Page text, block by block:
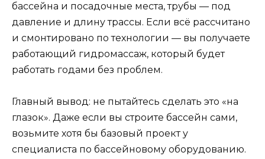
бассейна и посадочные места, трубы — под
давление и длину трассы. Если всё рассчитано
и смонтировано по технологии — вы получаете
работающий гидромассаж, который будет
работать годами без проблем.
Главный вывод: не пытайтесь сделать это «на
глазок». Даже если вы строите бассейн сами,
возьмите хотя бы базовый проект у
специалиста по бассейновому оборудованию.